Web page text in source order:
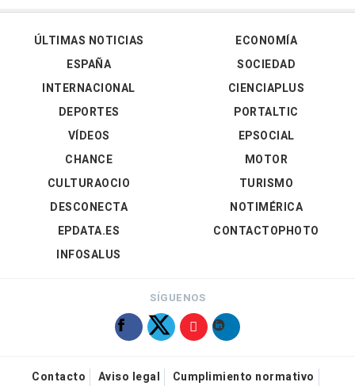
ÚLTIMAS NOTICIAS
ESPAÑA
INTERNACIONAL
DEPORTES
VÍDEOS
ECONOMÍA
SOCIEDAD
CIENCIAPLUS
PORTALTIC
EPSOCIAL
CHANCE
CULTURAOCIO
DESCONECTA
EPDATA.ES
INFOSALUS
MOTOR
TURISMO
NOTIMÉRICA
CONTACTOPHOTO
SÍGUENOS
Contacto Aviso legal Cumplimiento normativo